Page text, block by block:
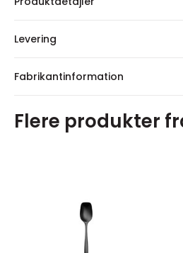
Levering
Fabrikantinformation
Flere produkter